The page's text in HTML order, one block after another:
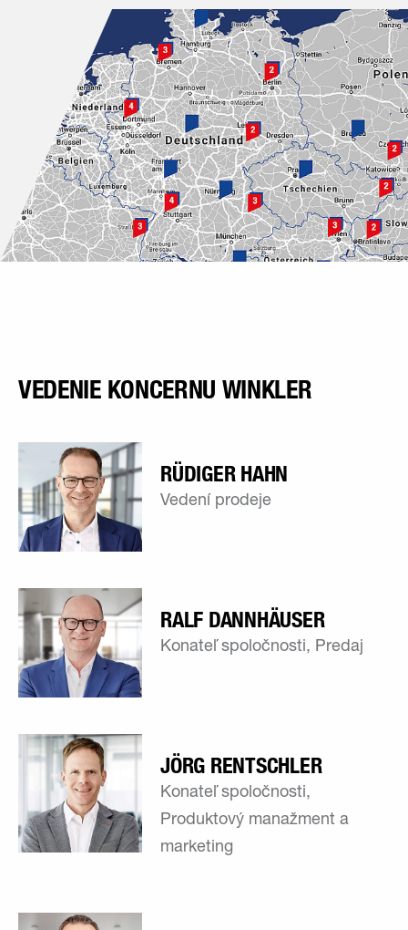
VEDENIE KONCERNU WINKLER
RÜDIGER HAHN
Vedení prodeje
RALF DANNHÄUSER
Konateľ spoločnosti, Predaj
JÖRG RENTSCHLER
Konateľ spoločnosti,
Produktový manažment a
marketing